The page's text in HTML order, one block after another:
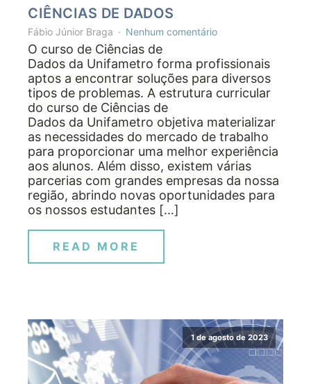
CIÊNCIAS DE DADOS
Fábio Júnior Braga Nenhum comentário
O curso de Ciências de
Dados da Unifametro forma profissionais
aptos a encontrar soluções para diversos
tipos de problemas. A estrutura curricular
do curso de Ciências de
Dados da Unifametro objetiva materializar
as necessidades do mercado de trabalho
para proporcionar uma melhor experiência
aos alunos. Além disso, existem várias
parcerias com grandes empresas da nossa
região, abrindo novas oportunidades para
os nossos estudantes […]
READ MORE
1 de agosto de 2023